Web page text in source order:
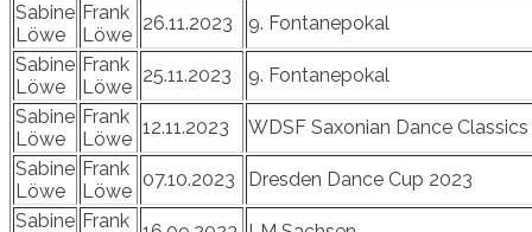
Sabine
Löwe
Frank
Löwe
26.11.2023
9. Fontanepokal
Sabine
Löwe
Frank
Löwe
25.11.2023
9. Fontanepokal
Sabine
Löwe
Frank
Löwe
12.11.2023
WDSF Saxonian Dance Classics
Sabine
Löwe
Frank
Löwe
07.10.2023
Dresden Dance Cup 2023
Sabine Frank